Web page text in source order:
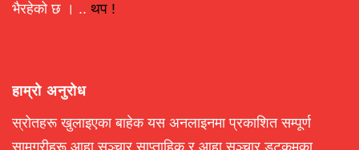
भैरहेको छ । .. थप !
हाम्रो अनुरोध
स्रोतहरू खुलाइएका बाहेक यस अनलाइनमा प्रकाशित सम्पूर्ण